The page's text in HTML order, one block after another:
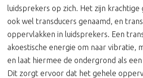
luidsprekers op zich. Het zijn
ook wel transducers genaamd, en
oppervlakken in luidsprekers. Een
akoestische energie om naar vibratie,
en laat hiermee de ondergrond als
Dit zorgt ervoor dat het gehele